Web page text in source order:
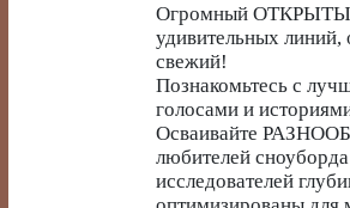
Огромный ОТКРЫТЫЙ
удивительных линий,
свежий!
Познакомьтесь с
голосами и
Осваивайте
любителей
исследователей